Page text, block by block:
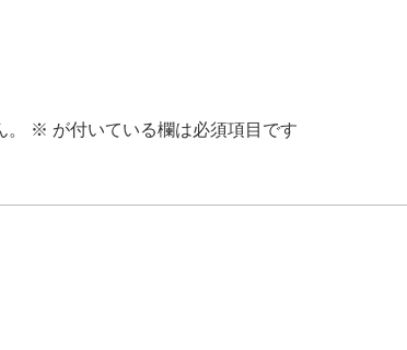
※ が付いている欄は必須項目です